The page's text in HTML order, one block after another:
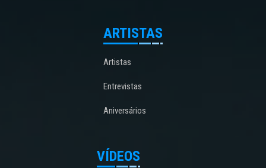
ARTISTAS
Artistas
Entrevistas
Aniversários
VÍDEOS